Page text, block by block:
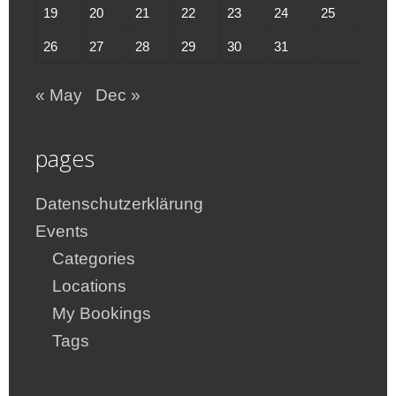
19 20 21 22 23 24 25
26 27 28 29 30 31
« May Dec »
pages
Datenschutzerklärung
Events
Categories
Locations
My Bookings
Tags